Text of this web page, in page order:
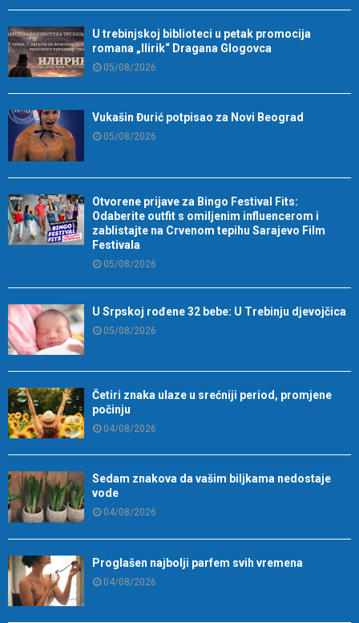
U trebinjskoj biblioteci u petak promocija
romana „Ilirik“ Dragana Glogovca
05/08/2026
Vukašin Đurić potpisao za Novi Beograd
05/08/2026
Otvorene prijave za Bingo Festival Fits:
Odaberite outfit s omiljenim influencerom i
zablistajte na Crvenom tepihu Sarajevo Film
Festivala
05/08/2026
U Srpskoj rođene 32 bebe: U Trebinju djevojčica
05/08/2026
Četiri znaka ulaze u srećniji period, promjene
počinju
04/08/2026
Sedam znakova da vašim biljkama nedostaje
vode
04/08/2026
Proglašen najbolji parfem svih vremena
04/08/2026